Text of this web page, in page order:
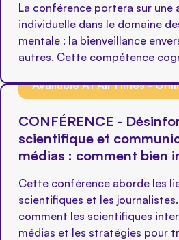
La conférence portera sur une
individuelle dans le domaine
mentale : la bienveillance
autres. Cette compétence
Available At All Times -
CONFÉRENCE -
scientifique et
médias : comment bien
Cette conférence aborde les
scientifiques et les
comment les scientifiques
médias et les stratégies pour